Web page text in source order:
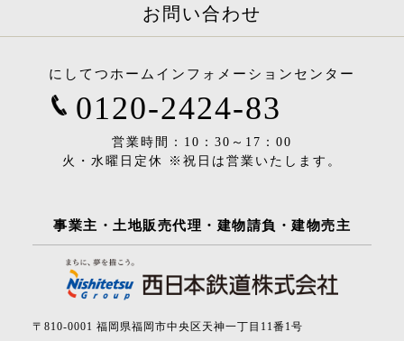
お問い合わせ
にしてつホームインフォメーションセンター
0120-2424-83
営業時間：10：30～17：00
火・水曜日定休 ※祝日は営業いたします。
事業主・土地販売代理・建物請負・建物売主
〒810-0001 福岡県福岡市中央区天神一丁目11番1号